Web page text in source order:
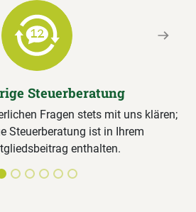
Steuerberatung
Fragen stets mit uns klären;
Steuerberatung ist in Ihrem
enthalten.
Next